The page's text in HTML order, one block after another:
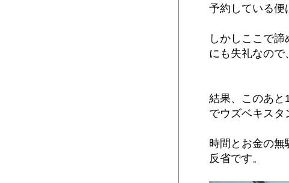
予約している便
しかしここで
にも失礼なので
結果、このあと
でウズベキスタ
時間とお金の無
反省です。